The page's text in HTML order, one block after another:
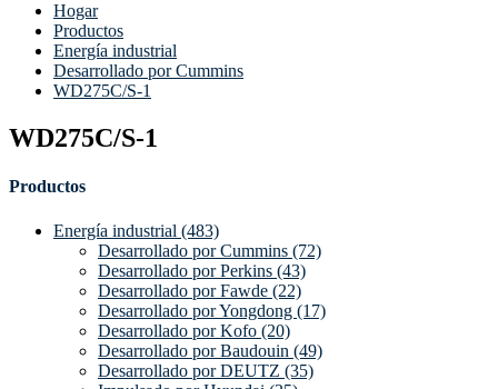
Hogar
Productos
Energía industrial
Desarrollado por Cummins
WD275C/S-1
WD275C/S-1
Productos
Energía industrial (483)
Desarrollado por Cummins (72)
Desarrollado por Perkins (43)
Desarrollado por Fawde (22)
Desarrollado por Yongdong (17)
Desarrollado por Kofo (20)
Desarrollado por Baudouin (49)
Desarrollado por DEUTZ (35)